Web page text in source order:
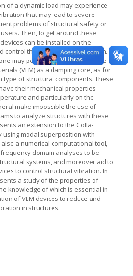
of a dynamic load may experience
that may lead to severe
problems of structural safety or
Then, to get around these
can be installed on the
control the amplitudes of vibration.
may point out those which make
(VEM) as a damping core, as for
type of structural components. These
their mechanical properties
and particularly on the
make impossible the use of
to analyze structures with these
an extension to the Golla-
using modal superposition with
a numerical-computational tool,
domain analyses to be
systems, and moreover aid to
to control structural vibration. In
a study of the properties of
knowledge of which is essential in
of VEM devices to reduce and
in structures.